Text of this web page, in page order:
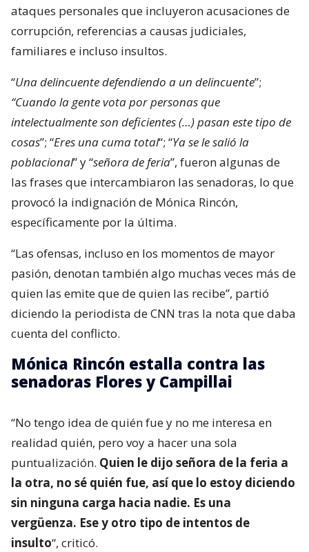
ataques personales que incluyeron acusaciones de
corrupción, referencias a causas judiciales,
familiares e incluso insultos.
“Una delincuente defendiendo a un delincuente”;
“Cuando la gente vota por personas que
intelectualmente son deficientes (…) pasan este tipo de
cosas”; “Eres una cuma total“; “Ya se le salió la
poblacional” y “señora de feria”, fueron algunas de
las frases que intercambiaron las senadoras, lo que
provocó la indignación de Mónica Rincón,
específicamente por la última.
“Las ofensas, incluso en los momentos de mayor
pasión, denotan también algo muchas veces más de
quien las emite que de quien las recibe”, partió
diciendo la periodista de CNN tras la nota que daba
cuenta del conflicto.
Mónica Rincón estalla contra las
senadoras Flores y Campillai
“No tengo idea de quién fue y no me interesa en
realidad quién, pero voy a hacer una sola
puntualización. Quien le dijo señora de la feria a
la otra, no sé quién fue, así que lo estoy diciendo
sin ninguna carga hacia nadie. Es una
vergüenza. Ese y otro tipo de intentos de
insulto“, criticó.